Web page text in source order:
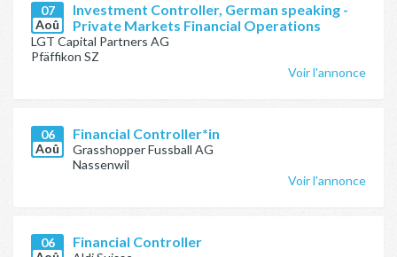
07
Aoû
Investment Controller, German speaking -
Private Markets Financial Operations
LGT Capital Partners AG
Pfäffikon SZ
Voir l'annonce
06
Aoû
Financial Controller*in
Grasshopper Fussball AG
Nassenwil
Voir l'annonce
06
Financial Controller